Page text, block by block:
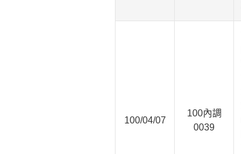
100/04/07
100內調
0039